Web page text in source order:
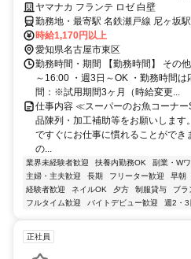
16時の勤務で募集！時間は相談OK！
ヤマナカ フランテ ロゼ 白壁
勤務地・最寄駅 名鉄瀬戸線 尼ヶ坂
東大手駅
時給1,170円以上
愛知県名古屋市東区
勤務時間・期間 【勤務時間】 その
～16:00 ・週3日～OK ・勤務時間
間：※試用期間3ヶ月（時給変更...
仕事内容 ≪スーパーのお魚コーナ
品陳列・加工補助等をお願いしま
ですぐにお仕事に慣れることがで
の...
業界未経験者歓迎 扶養内勤務OK 副業・W
主婦・主夫歓迎
長期 フリーター歓迎 早朝
経験者歓迎
ネイルOK 夕方 制服貸与 ブラ
フルタイム歓迎
バイトデビュー歓迎 週2・3
正社員